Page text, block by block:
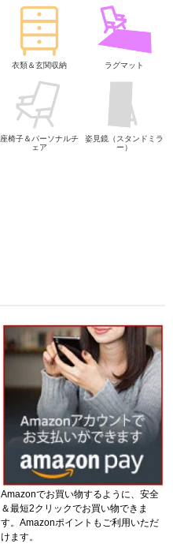
衣類＆玄関収納 ラグマット
座椅子＆パーソナルチ
ェア
姿見鏡（スタンドミラ
ー）
Amazonでお買い物するように、安全
＆最短2クリックでお買い物できま
す。Amazonポイントもご利用いただ
けます。